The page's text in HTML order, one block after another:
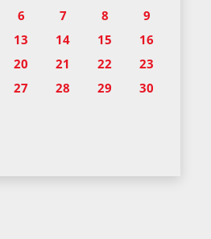
6 7 8
9
13 14 15
16
20 21 22
23
27 28 29
30